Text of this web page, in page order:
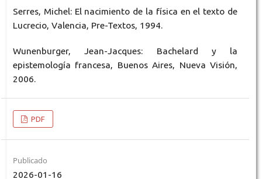
Serres, Michel: El nacimiento de la física en el texto de
Lucrecio, Valencia, Pre-Textos, 1994.
Wunenburger, Jean-Jacques: Bachelard y la
epistemología francesa, Buenos Aires, Nueva Visión,
2006.
PDF
Publicado
2026-01-16